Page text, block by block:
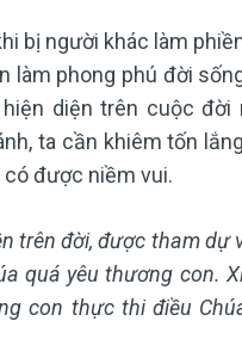
bị người khác làm
làm phong phú đời
diện trên cuộc đời
ta cần khiêm tốn
được niềm vui.
trên đời, được tham dự
quá yêu thương con. X
con thực thi điều